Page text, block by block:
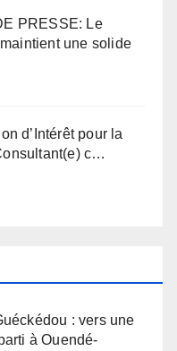
PRESSE: Le
une solide
d’Intérêt pour la
c…
: vers une
à Ouendé-